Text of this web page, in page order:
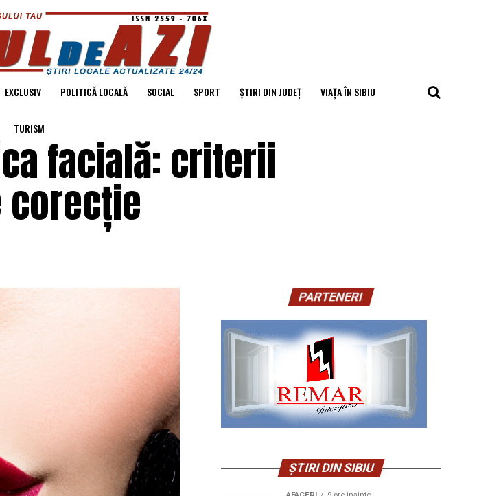
EXCLUSIV POLITICĂ LOCALĂ SOCIAL SPORT ȘTIRI DIN JUDEȚ VIAȚA ÎN SIBIU
TURISM
facială: criterii
corecție
PARTENERI
ȘTIRI DIN SIBIU